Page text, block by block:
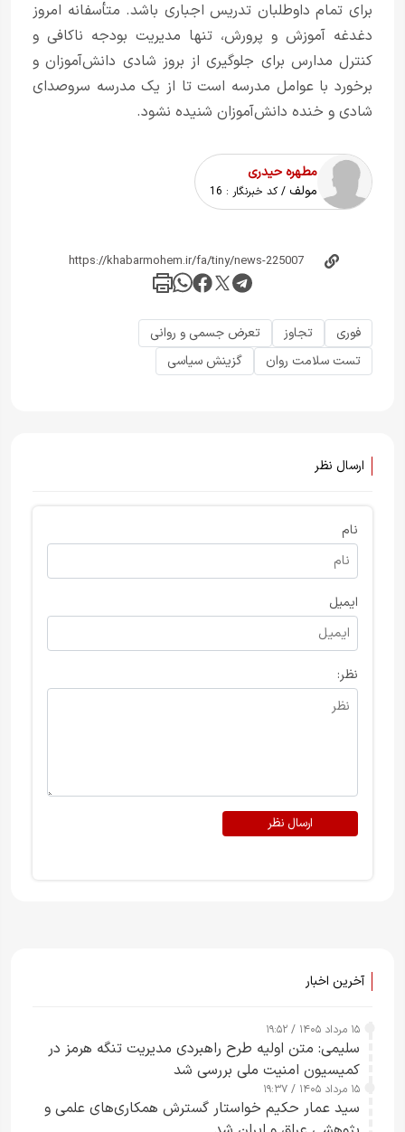
برای تمام داوطلبان تدریس اجباری باشد. متأسفانه امروز
دغدغه آموزش و پرورش، تنها مدیریت بودجه ناکافی و
کنترل مدارس برای جلوگیری از بروز شادی دانش‌آموزان و
برخورد با عوامل مدرسه است تا از یک مدرسه سروصدای
شادی و خنده دانش‌آموزان شنیده نشود.
مطهره حیدری
مولف / کد خبرنگار : 16
فوری تجاوز
تعرض جسمی و روانی
تست سلامت روان
گزینش سیاسی
ارسال نظر
نام
ایمیل
نظر:
ارسال نظر
آخرین اخبار
۱۵ مرداد ۱۴۰۵ / ۱۹:۵۲
سلیمی: متن اولیه طرح راهبردی مدیریت تنگه هرمز در
کمیسیون امنیت ملی بررسی شد
۱۵ مرداد ۱۴۰۵ / ۱۹:۳۷
سید عمار حکیم خواستار گسترش همکاری‌های علمی و